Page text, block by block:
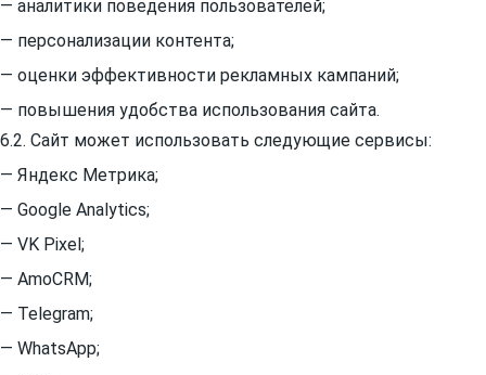
— аналитики поведения пользователей;
— персонализации контента;
— оценки эффективности рекламных кампаний;
— повышения удобства использования сайта.
6.2. Сайт может использовать следующие сервисы:
— Яндекс Метрика;
— Google Analytics;
— VK Pixel;
— AmoCRM;
— Telegram;
— WhatsApp;